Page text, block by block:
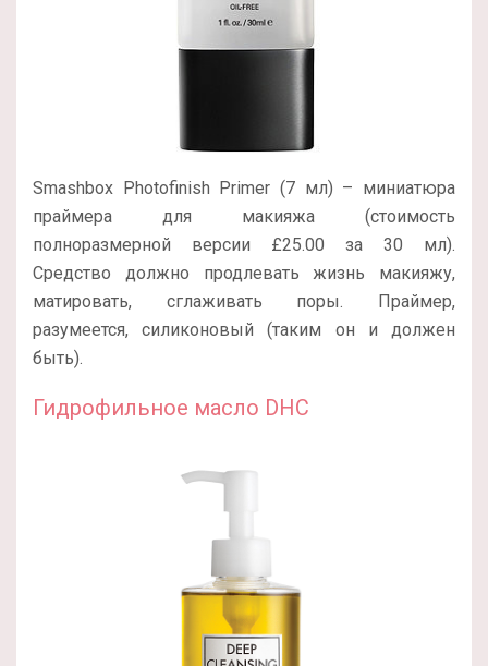
Smashbox Photofinish Primer (7 мл) – миниатюра
праймера для макияжа (стоимость
полноразмерной версии £25.00 за 30 мл).
Средство должно продлевать жизнь макияжу,
матировать, сглаживать поры. Праймер,
разумеется, силиконовый (таким он и должен
быть).
Гидрофильное масло DHC